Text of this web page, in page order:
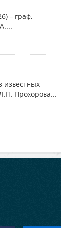
– граф,
известных
Прохорова...